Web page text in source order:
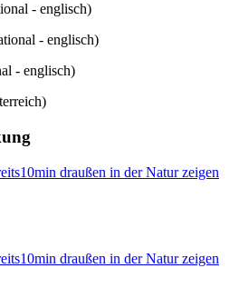
- englisch)
- englisch)
- englisch)
draußen in der Natur zeigen
draußen in der Natur zeigen